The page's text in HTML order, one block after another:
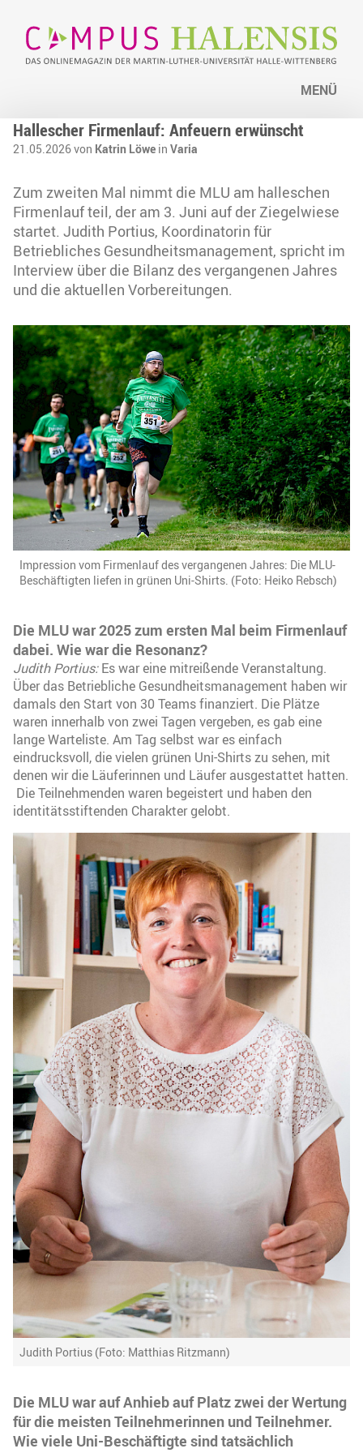
MENÜ
Hallescher Firmenlauf: Anfeuern erwünscht
21.05.2026 von Katrin Löwe in Varia
Zum zweiten Mal nimmt die MLU am halleschen
Firmenlauf teil, der am 3. Juni auf der Ziegelwiese
startet. Judith Portius, Koordinatorin für
Betriebliches Gesundheitsmanagement, spricht im
Interview über die Bilanz des vergangenen Jahres
und die aktuellen Vorbereitungen.
Impression vom Firmenlauf des vergangenen Jahres: Die MLU-
Beschäftigten liefen in grünen Uni-Shirts. (Foto: Heiko Rebsch)
Die MLU war 2025 zum ersten Mal beim Firmenlauf
dabei. Wie war die Resonanz?
Judith Portius:Es war eine mitreißende Veranstaltung.
Über das Betriebliche Gesundheitsmanagement haben wir
damals den Start von 30 Teams finanziert. Die Plätze
waren innerhalb von zwei Tagen vergeben, es gab eine
lange Warteliste. Am Tag selbst war es einfach
eindrucksvoll, die vielen grünen Uni-Shirts zu sehen, mit
denen wir die Läuferinnen und Läufer ausgestattet hatten.
Die Teilnehmenden waren begeistert und haben den
identitätsstiftenden Charakter gelobt.
Judith Portius (Foto: Matthias Ritzmann)
Die MLU war auf Anhieb auf Platz zwei der Wertung
für die meisten Teilnehmerinnen und Teilnehmer.
Wie viele Uni-Beschäftigte sind tatsächlich